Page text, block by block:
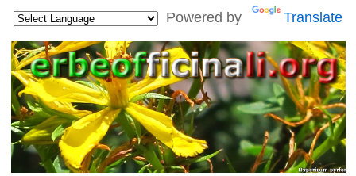
Powered by Translate